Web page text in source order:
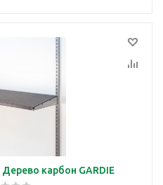
карбон GARDIE